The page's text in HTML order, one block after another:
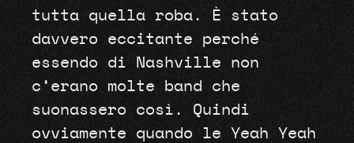
tutta quella roba. È stato
davvero eccitante perché
essendo di Nashville non
c’erano molte band che
suonassero così. Quindi
ovviamente quando le Yeah Yeah